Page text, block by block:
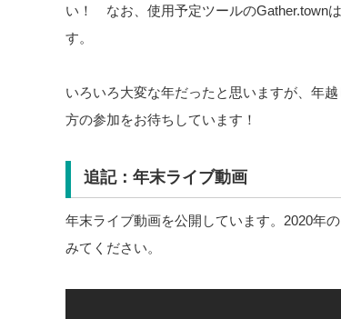
い！ なお、使用予定ツールのGather.town
す。
いろいろ大変な年だったと思いますが、年
方の参加をお待ちしています！
追記：年末ライブ動画
年末ライブ動画を公開しています。2020年
みてください。